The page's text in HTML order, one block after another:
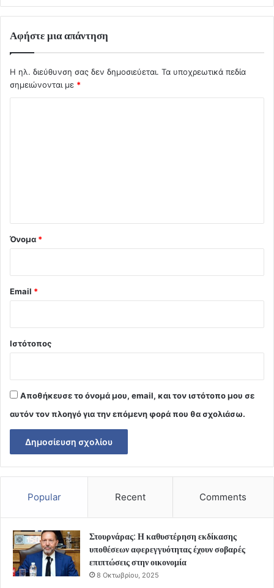
Αφήστε μια απάντηση
Η ηλ. διεύθυνση σας δεν δημοσιεύεται. Τα υποχρεωτικά πεδία
σημειώνονται με *
Όνομα *
Email *
Ιστότοπος
Αποθήκευσε το όνομά μου, email, και τον ιστότοπο μου σε
αυτόν τον πλοηγό για την επόμενη φορά που θα σχολιάσω.
Popular Recent Comments
Στουρνάρας: Η καθυστέρηση εκδίκασης
υποθέσεων αφερεγγυότητας έχουν σοβαρές
επιπτώσεις στην οικονομία
8 Οκτωβρίου, 2025